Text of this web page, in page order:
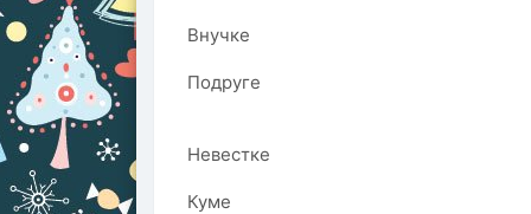
Внучке
Подруге
Невестке
Куме